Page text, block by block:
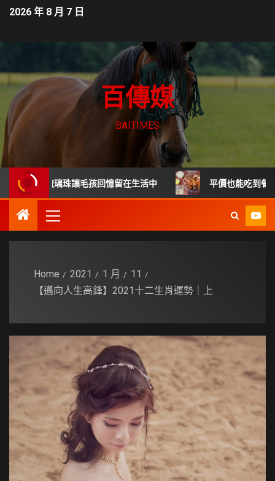
2026 年 8 月 7 日
百傳媒
BAITIMES
琉璃珠讓毛孩回憶留在生活中 平價也能吃到餐廳級德國
Home 2021 1 月
11
【邁向人生高鋒】2021十二生肖運勢｜上